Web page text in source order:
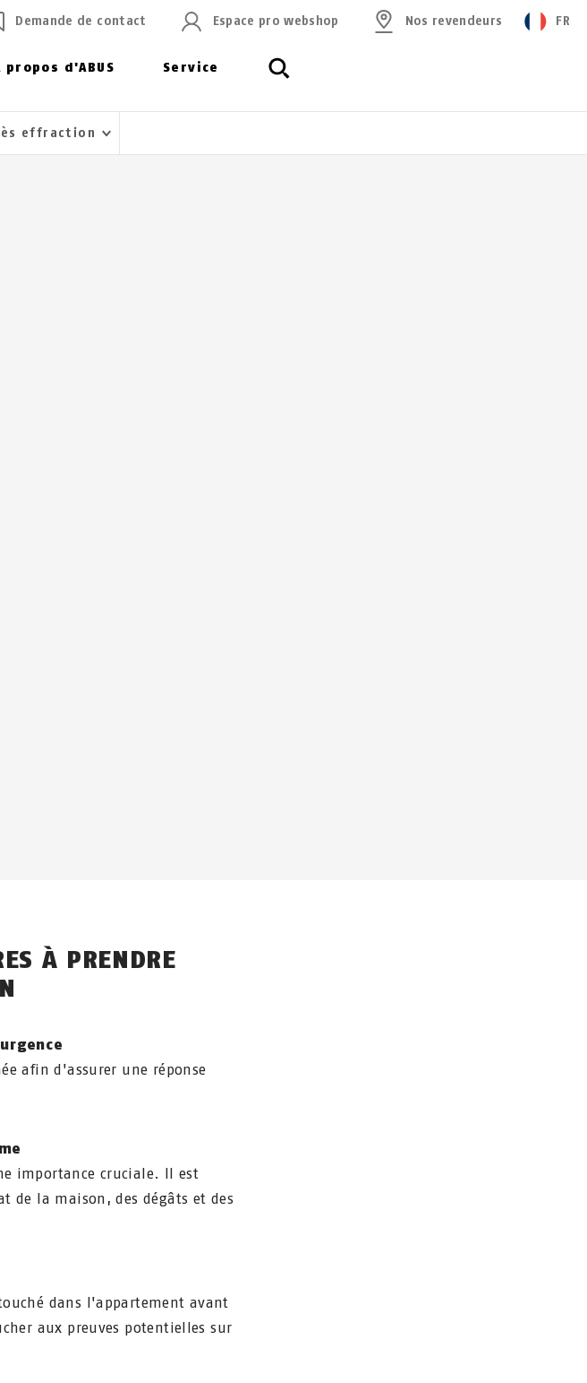
propos d'ABUS Service
Demande de contact Espace pro webshop Nos revendeurs FR
effraction
À PRENDRE
afin d'assurer une réponse
importance cruciale. Il est
de la maison, des dégâts et des
dans l'appartement avant
aux preuves potentielles sur